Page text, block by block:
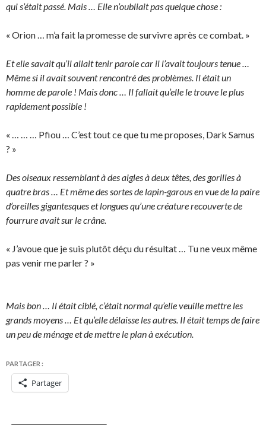
qui s’était passé. Mais … Elle n’oubliait pas quelque chose :
« Orion … m’a fait la promesse de survivre après ce combat. »
Et elle savait qu’il allait tenir parole car il l’avait toujours tenue …
Même si il avait souvent rencontré des problèmes. Il était un
homme de parole ! Mais donc … Il fallait qu’elle le trouve le plus
rapidement possible !
« … … … Pfiou … C’est tout ce que tu me proposes, Dark Samus
? »
Des oiseaux ressemblant à des aigles à deux têtes, des gorilles à
quatre bras … Et même des sortes de lapin-garous en vue de la paire
d’oreilles gigantesques et longues qu’une créature recouverte de
fourrure avait sur le crâne.
« J’avoue que je suis plutôt déçu du résultat … Tu ne veux même
pas venir me parler ? »
Mais bon … Il était ciblé, c’était normal qu’elle veuille mettre les
grands moyens … Et qu’elle délaisse les autres. Il était temps de faire
un peu de ménage et de mettre le plan à exécution.
PARTAGER :
Partager